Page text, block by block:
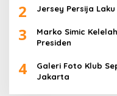
2 Jersey Persija
3
Marko Simic
Presiden
4
Galeri Foto Klub
Jakarta